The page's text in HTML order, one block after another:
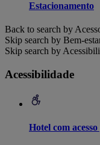
Estacionamento
Back to search by
Skip search by Bem-
Skip search by
Acessibilidade
Hotel com